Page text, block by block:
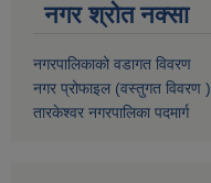
नगर श्रोत नक्सा
नगरपालिकाको वडागत विवरण
नगर प्रोफाइल (वस्तुगत विवरण )
तारकेश्वर नगरपालिका पदमार्ग